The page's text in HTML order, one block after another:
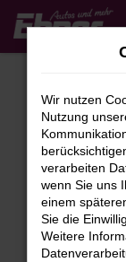
Zum
Hauptinhalt
Beim Laden
Hier sind ein
Wir nutzen
Nutzung
verarbeiten
wenn Sie uns
einem
Sie die
Weitere